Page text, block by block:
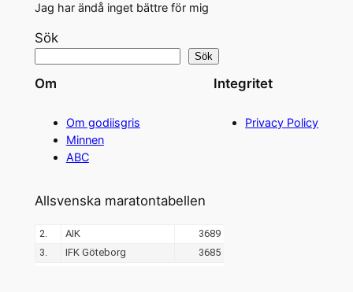
Jag har ändå inget bättre för mig
Sök
Sök
Om
Om godiisgris
Minnen
ABC
Integritet
Privacy Policy
Allsvenska maratontabellen